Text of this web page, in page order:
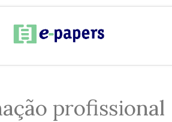
profissional